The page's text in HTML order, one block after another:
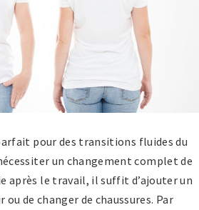
pour des transitions fluides du
un changement complet de
après le travail, il suffit d’ajouter un
ou de changer de chaussures. Par